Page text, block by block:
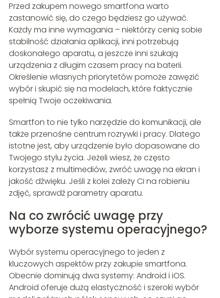
Przed zakupem nowego smartfona warto
zastanowić się, do czego będziesz go używać.
Każdy ma inne wymagania – niektórzy cenią sobie
stabilność działania aplikacji, inni potrzebują
doskonałego aparatu, a jeszcze inni szukają
urządzenia z długim czasem pracy na baterii.
Określenie własnych priorytetów pomoże zawęzić
wybór i skupić się na modelach, które faktycznie
spełnią Twoje oczekiwania.
Smartfon to nie tylko narzędzie do komunikacji, ale
także przenośne centrum rozrywki i pracy. Dlatego
istotne jest, aby urządzenie było dopasowane do
Twojego stylu życia. Jeżeli wiesz, że często
korzystasz z multimediów, zwróć uwagę na ekran i
jakość dźwięku. Jeśli z kolei zależy Ci na robieniu
zdjęć, sprawdź parametry aparatu.
Na co zwrócić uwagę przy
wyborze systemu operacyjnego?
Wybór systemu operacyjnego to jeden z
kluczowych aspektów przy zakupie smartfona.
Obecnie dominują dwa systemy: Android i iOS.
Android oferuje dużą elastyczność i szeroki wybór